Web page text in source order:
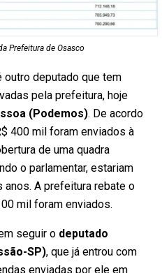
Prefeitura de Osasco
outro deputado que tem
pela prefeitura, hoje
(Podemos). De acordo
400 mil foram enviados à
de uma quadra
o parlamentar, estariam
A prefeitura rebate o
mil foram enviados.
seguir o deputado
SP), que já entrou com
enviadas por ele em